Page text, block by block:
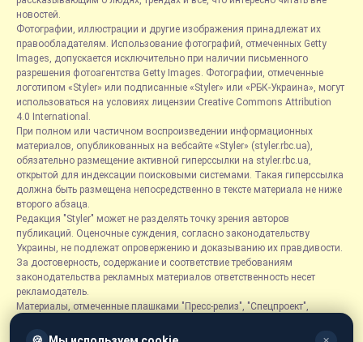
новостей.
Фотографии, иллюстрации и другие изображения принадлежат их
правообладателям. Использование фотографий, отмеченных Getty
Images, допускается исключительно при наличии письменного
разрешения фотоагентства Getty Images. Фотографии, отмеченные
логотипом «Styler» или подписанные «Styler» или «РБК-Украина», могут
использоваться на условиях лицензии Creative Commons Attribution
4.0 International.
При полном или частичном воспроизведении информационных
материалов, опубликованных на вебсайте «Styler» (styler.rbc.ua),
обязательно размещение активной гиперссылки на styler.rbc.ua,
открытой для индексации поисковыми системами. Такая гиперссылка
должна быть размещена непосредственно в тексте материала не ниже
второго абзаца.
Редакция "Styler" может не разделять точку зрения авторов
публикаций. Оценочные суждения, согласно законодательству
Украины, не подлежат опровержению и доказыванию их правдивости.
За достоверность, содержание и соответствие требованиям
законодательства рекламных материалов ответственность несет
рекламодатель.
Материалы, отмеченные плашками "Пресс-релиз", "Спецпроект",
размещаются на правах рекламы.